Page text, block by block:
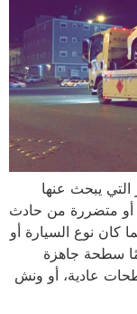
يبحث عنها
أو متضررة من حادث
كان نوع السيارة أو
سطحة جاهزة
عادية، أو ونش